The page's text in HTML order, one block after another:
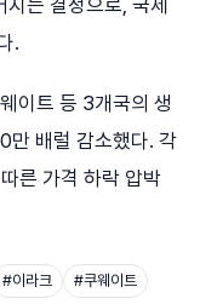
는 결정으로, 국제
.
이트 등 3개국의 생
만 배럴 감소했다. 각
른 가격 하락 압박
#이라크 #쿠웨이트